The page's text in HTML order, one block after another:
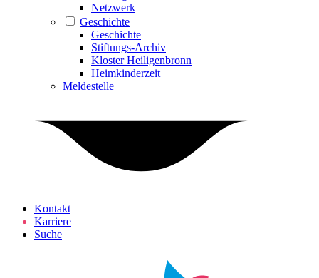
Netzwerk
Geschichte
Geschichte
Stiftungs-Archiv
Kloster Heiligenbronn
Heimkinderzeit
Meldestelle
Kontakt
Karriere
Suche